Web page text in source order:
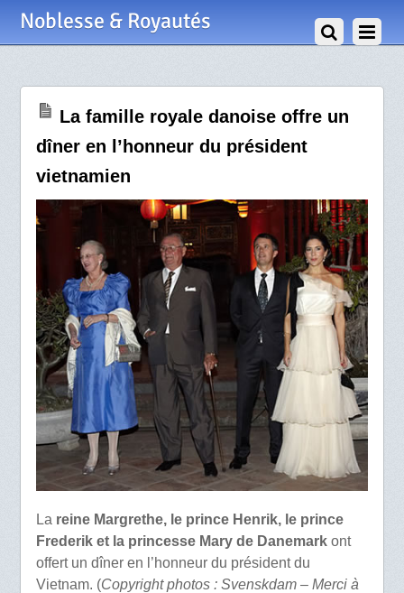
Noblesse & Royautés
La famille royale danoise offre un
dîner en l’honneur du président
vietnamien
La reine Margrethe, le prince Henrik, le prince
Frederik et la princesse Mary de Danemarkont
offert un dîner en l’honneur du président du
Vietnam. (Copyright photos : Svenskdam – Merci à